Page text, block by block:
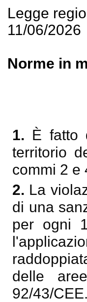
Legge
11/06/2026
Norme in
1. È fatto
territorio
commi 2 e
2. La
di una
per ogni
delle
92/43/CEE.